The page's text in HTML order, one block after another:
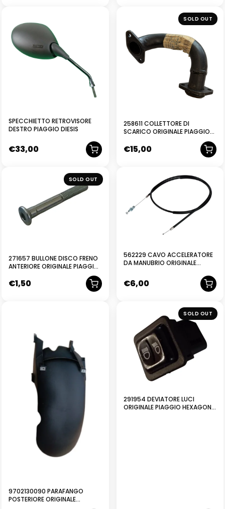
SPECCHIETTO RETROVISORE
DESTRO PIAGGIO DIESIS
€33,00
SOLD OUT
258611 COLLETTORE DI
SCARICO ORIGINALE PIAGGIO
€15,00
SOLD OUT
271657 BULLONE DISCO FRENO
ANTERIORE ORIGINALE PIAGGIO
€1,50
562229 CAVO ACCELERATORE
DA MANUBRIO ORIGINALE
€6,00
9702130090 PARAFANGO
POSTERIORE ORIGINALE
SOLD OUT
291954 DEVIATORE LUCI
ORIGINALE PIAGGIO HEXAGON